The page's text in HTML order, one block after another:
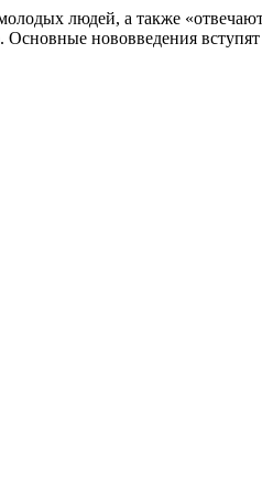
людей, а также
нововведения вступят